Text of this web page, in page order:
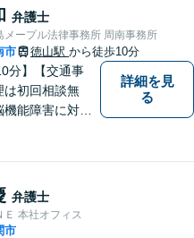
。
弁護士
メープル法律事務所 周南事務所
市 徳山駅 から徒歩10分
分】【交通事
は初回相談無
能障害に対応
、お客さまに
で、お気軽に
。
詳細を見
る
弁護士
本社オフィス
市